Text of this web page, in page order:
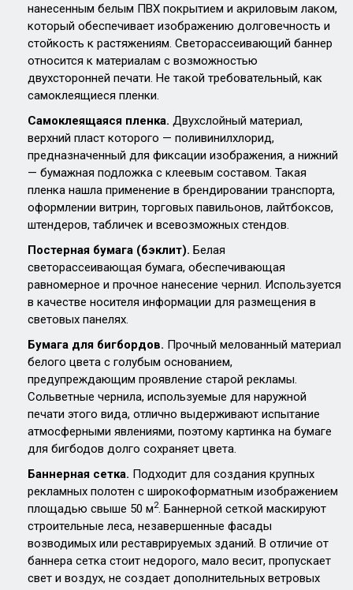
нанесенным белым ПВХ покрытием и акриловым лаком,
который обеспечивает изображению долговечность и
стойкость к растяжениям. Светорассеивающий баннер
относится к материалам с возможностью
двухсторонней печати. Не такой требовательный, как
самоклеящиеся пленки.
Самоклеящаяся пленка. Двухслойный материал,
верхний пласт которого — поливинилхлорид,
предназначенный для фиксации изображения, а нижний
— бумажная подложка с клеевым составом. Такая
пленка нашла применение в брендировании транспорта,
оформлении витрин, торговых павильонов, лайтбоксов,
штендеров, табличек и всевозможных стендов.
Постерная бумага (бэклит). Белая
светорассеивающая бумага, обеспечивающая
равномерное и прочное нанесение чернил. Используется
в качестве носителя информации для размещения в
световых панелях.
Бумага для бигбордов. Прочный мелованный материал
белого цвета с голубым основанием,
предупреждающим проявление старой рекламы.
Сольветные чернила, используемые для наружной
печати этого вида, отлично выдерживают испытание
атмосферными явлениями, поэтому картинка на бумаге
для бигбодов долго сохраняет цвета.
Баннерная сетка. Подходит для создания крупных
рекламных полотен с широкоформатным изображением
площадью свыше 50 м2. Баннерной сеткой маскируют
строительные леса, незавершенные фасады
возводимых или реставрируемых зданий. В отличие от
баннера сетка стоит недорого, мало весит, пропускает
свет и воздух, не создает дополнительных ветровых